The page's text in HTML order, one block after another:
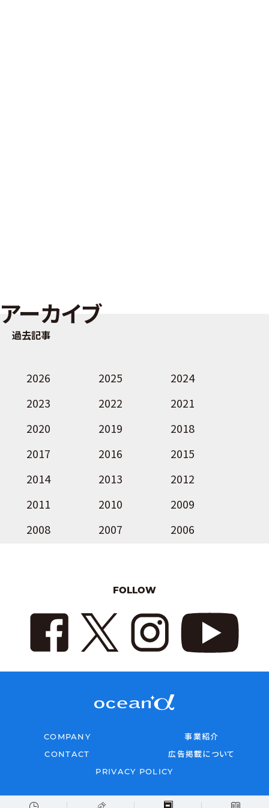
アーカイブ
過去記事
2026 2025
2024
2023
2022
2021
2020
2019
2018
2017
2016
2015
2014
2013
2012
2011
2010
2009
2008
2007 2006
FOLLOW
COMPANY
事業紹介
CONTACT
広告掲載について
PRIVACY POLICY
Copyright © 2026 oceana All rights reserved